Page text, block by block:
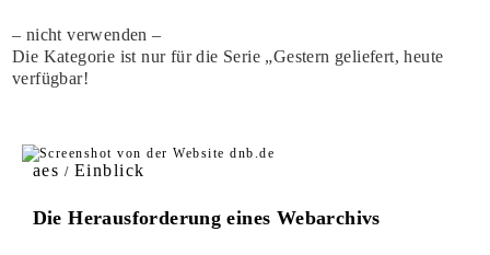
– nicht verwenden –
Die Kategorie ist nur für die Serie „Gestern geliefert, heute
verfügbar!
aes / Einblick
Die Herausforderung eines Webarchivs